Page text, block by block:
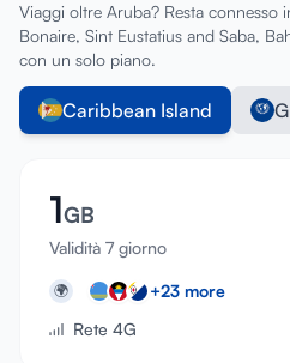
Viaggi oltre Aruba? Resta connesso
Bonaire, Sint Eustatius and Saba,
con un solo piano.
Caribbean Island
1GB
Validità 7 giorno
🌍 +23 more
Rete 4G